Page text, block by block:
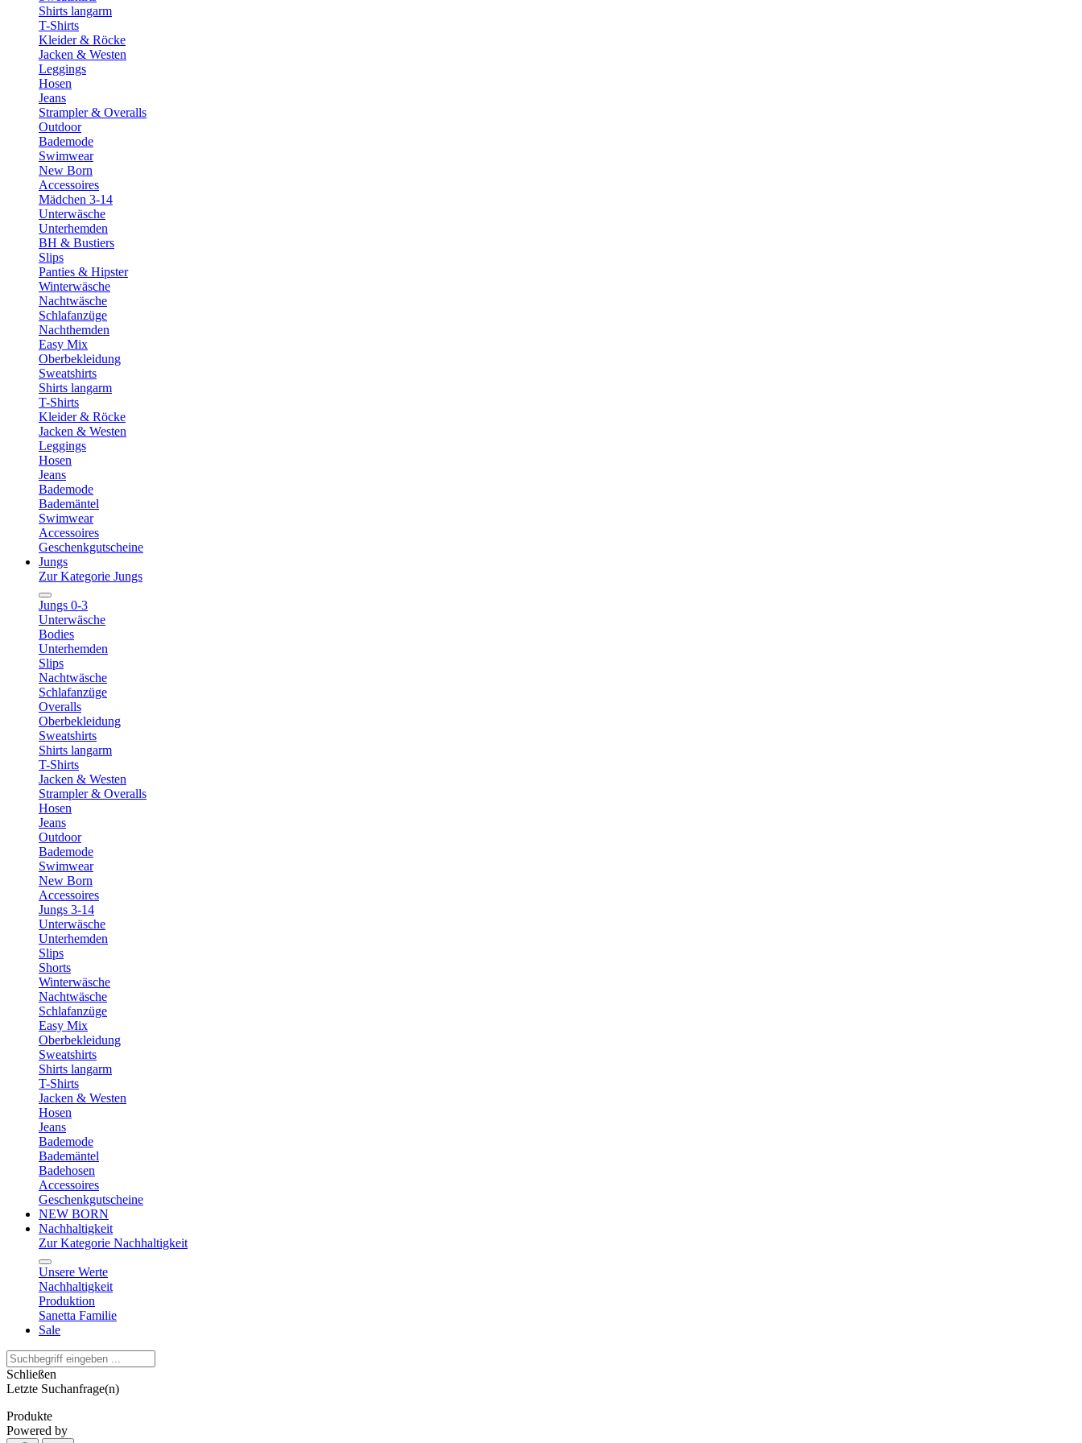
Shirts langarm
T-Shirts
Kleider & Röcke
Jacken & Westen
Leggings
Hosen
Jeans
Strampler & Overalls
Outdoor
Bademode
Swimwear
New Born
Accessoires
Mädchen 3-14
Unterwäsche
Unterhemden
BH & Bustiers
Slips
Panties & Hipster
Winterwäsche
Nachtwäsche
Schlafanzüge
Nachthemden
Easy Mix
Oberbekleidung
Sweatshirts
Shirts langarm
T-Shirts
Kleider & Röcke
Jacken & Westen
Leggings
Hosen
Jeans
Bademode
Bademäntel
Swimwear
Accessoires
Geschenkgutscheine
Jungs
Zur Kategorie Jungs
Jungs 0-3
Unterwäsche
Bodies
Unterhemden
Slips
Nachtwäsche
Schlafanzüge
Overalls
Oberbekleidung
Sweatshirts
Shirts langarm
T-Shirts
Jacken & Westen
Strampler & Overalls
Hosen
Jeans
Outdoor
Bademode
Swimwear
New Born
Accessoires
Jungs 3-14
Unterwäsche
Unterhemden
Slips
Shorts
Winterwäsche
Nachtwäsche
Schlafanzüge
Easy Mix
Oberbekleidung
Sweatshirts
Shirts langarm
T-Shirts
Jacken & Westen
Hosen
Jeans
Bademode
Bademäntel
Badehosen
Accessoires
Geschenkgutscheine
NEW BORN
Nachhaltigkeit
Zur Kategorie Nachhaltigkeit
Unsere Werte
Nachhaltigkeit
Produktion
Sanetta Familie
Sale
Schließen
Letzte Suchanfrage(n)
Produkte
Powered by